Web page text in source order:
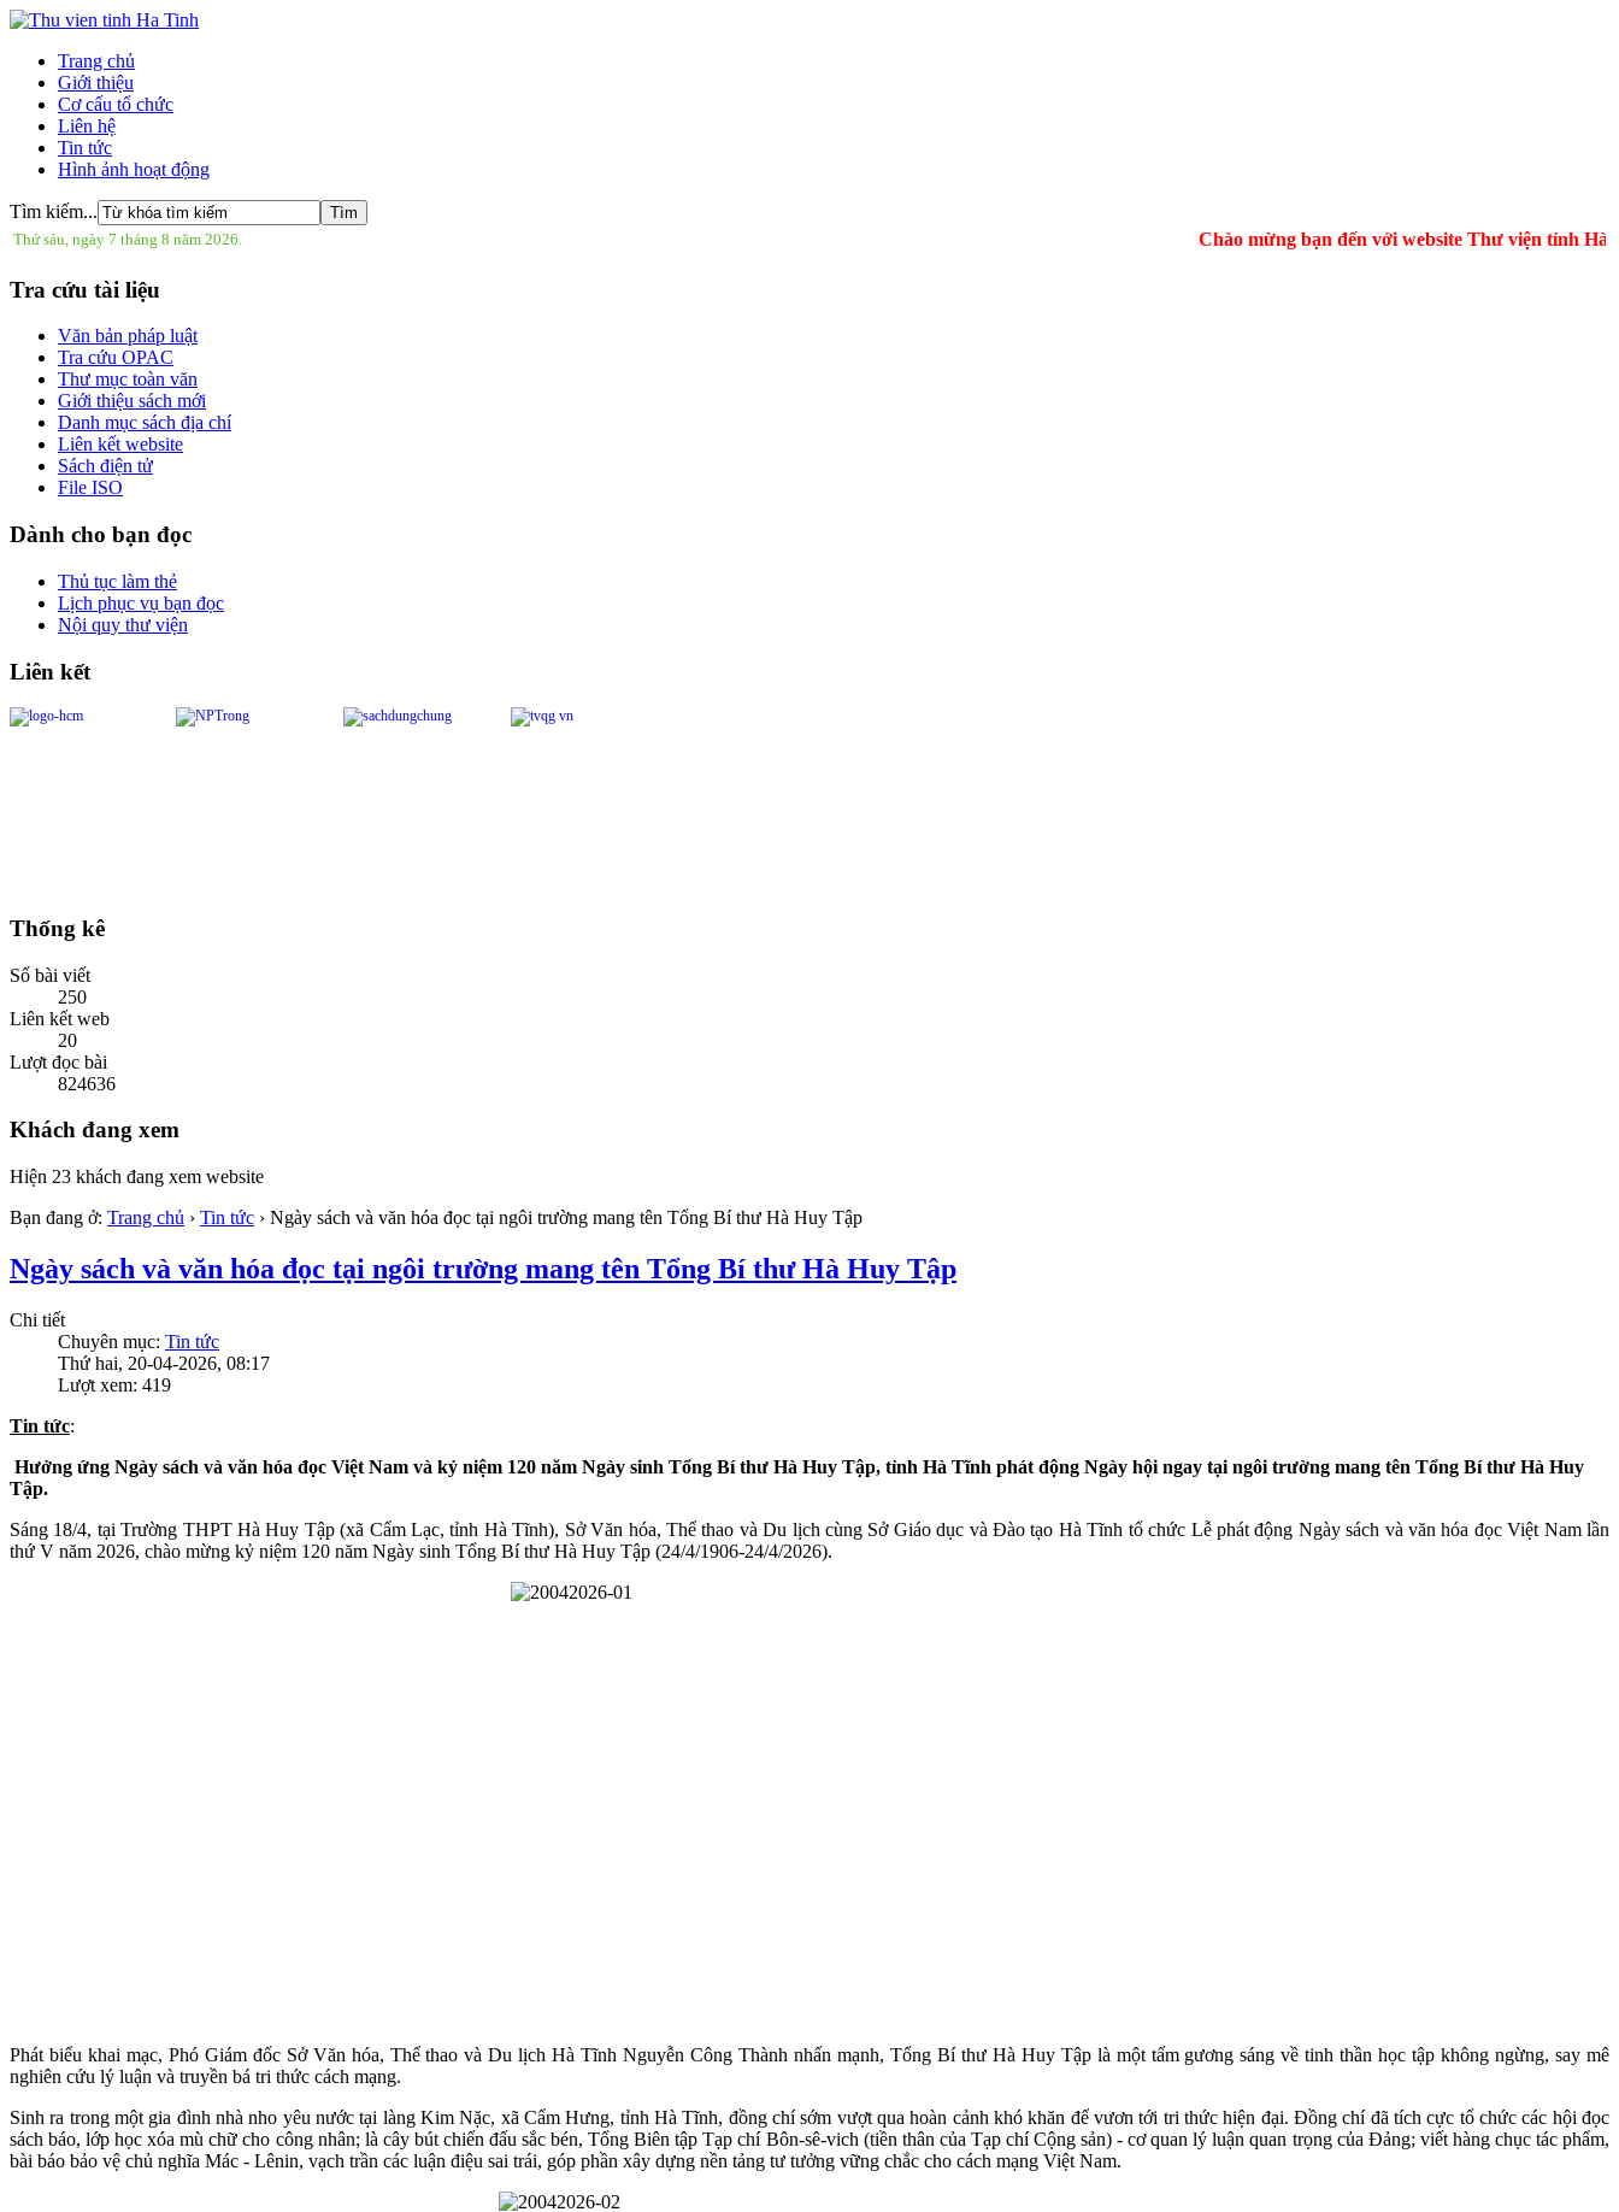
Trang chủ
Giới thiệu
Cơ cấu tổ chức
Liên hệ
Tin tức
Hình ảnh hoạt động
Tìm kiếm...
Thứ sáu, ngày 7 tháng 8 năm 2026. Chào mừng bạn đến với website Thư viện tỉnh Hà Tĩnh
Tra cứu tài liệu
Văn bản pháp luật
Tra cứu OPAC
Thư mục toàn văn
Giới thiệu sách mới
Danh mục sách địa chí
Liên kết website
Sách điện tử
File ISO
Dành cho bạn đọc
Thủ tục làm thẻ
Lịch phục vụ bạn đọc
Nội quy thư viện
Liên kết
Thống kê
Số bài viết
250
Liên kết web
20
Lượt đọc bài
824636
Khách đang xem
Hiện 23 khách đang xem website
Bạn đang ở: Trang chủ › Tin tức › Ngày sách và văn hóa đọc tại ngôi trường mang tên Tổng Bí thư Hà Huy Tập
Ngày sách và văn hóa đọc tại ngôi trường mang tên Tổng Bí thư Hà Huy Tập
Chi tiết
Chuyên mục: Tin tức
Thứ hai, 20-04-2026, 08:17
Lượt xem: 419
Tin tức:
Hưởng ứng Ngày sách và văn hóa đọc Việt Nam và kỷ niệm 120 năm Ngày sinh Tổng Bí thư Hà Huy Tập, tỉnh Hà Tĩnh phát động Ngày hội ngay tại ngôi trường mang tên Tổng Bí thư Hà Huy
Tập.
Sáng 18/4, tại Trường THPT Hà Huy Tập (xã Cẩm Lạc, tỉnh Hà Tĩnh), Sở Văn hóa, Thể thao và Du lịch cùng Sở Giáo dục và Đào tạo Hà Tĩnh tổ chức Lễ phát động Ngày sách và văn hóa đọc Việt Nam lần
thứ V năm 2026, chào mừng kỷ niệm 120 năm Ngày sinh Tổng Bí thư Hà Huy Tập (24/4/1906-24/4/2026).
Phát biểu khai mạc, Phó Giám đốc Sở Văn hóa, Thể thao và Du lịch Hà Tĩnh Nguyễn Công Thành nhấn mạnh, Tổng Bí thư Hà Huy Tập là một tấm gương sáng về tinh thần học tập không ngừng, say mê
nghiên cứu lý luận và truyền bá tri thức cách mạng.
Sinh ra trong một gia đình nhà nho yêu nước tại làng Kim Nặc, xã Cẩm Hưng, tỉnh Hà Tĩnh, đồng chí sớm vượt qua hoàn cảnh khó khăn để vươn tới tri thức hiện đại. Đồng chí đã tích cực tổ chức các hội đọc
sách báo, lớp học xóa mù chữ cho công nhân; là cây bút chiến đấu sắc bén, Tổng Biên tập Tạp chí Bôn-sê-vich (tiền thân của Tạp chí Cộng sản) - cơ quan lý luận quan trọng của Đảng; viết hàng chục tác phẩm,
bài báo bảo vệ chủ nghĩa Mác - Lênin, vạch trần các luận điệu sai trái, góp phần xây dựng nền tảng tư tưởng vững chắc cho cách mạng Việt Nam.